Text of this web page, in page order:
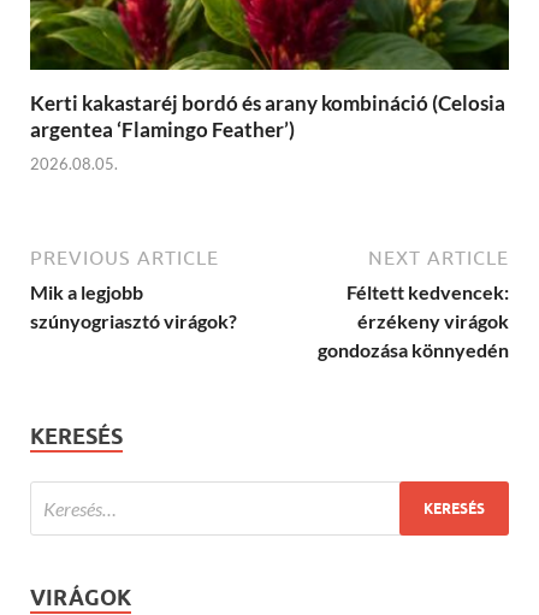
Kerti kakastaréj bordó és arany kombináció (Celosia
argentea ‘Flamingo Feather’)
2026.08.05.
PREVIOUS ARTICLE
Mik a legjobb
szúnyogriasztó virágok?
NEXT ARTICLE
Féltett kedvencek:
érzékeny virágok
gondozása könnyedén
KERESÉS
VIRÁGOK